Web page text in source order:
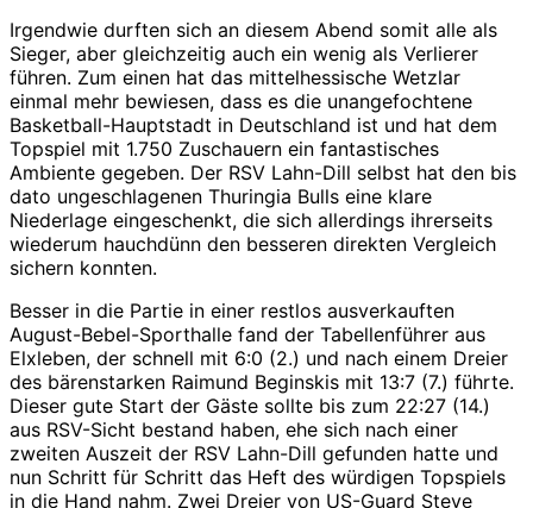
Irgendwie durften sich an diesem Abend somit alle als
Sieger, aber gleichzeitig auch ein wenig als Verlierer
führen. Zum einen hat das mittelhessische Wetzlar
einmal mehr bewiesen, dass es die unangefochtene
Basketball-Hauptstadt in Deutschland ist und hat dem
Topspiel mit 1.750 Zuschauern ein fantastisches
Ambiente gegeben. Der RSV Lahn-Dill selbst hat den bis
dato ungeschlagenen Thuringia Bulls eine klare
Niederlage eingeschenkt, die sich allerdings ihrerseits
wiederum hauchdünn den besseren direkten Vergleich
sichern konnten.
Besser in die Partie in einer restlos ausverkauften
August-Bebel-Sporthalle fand der Tabellenführer aus
Elxleben, der schnell mit 6:0 (2.) und nach einem Dreier
des bärenstarken Raimund Beginskis mit 13:7 (7.) führte.
Dieser gute Start der Gäste sollte bis zum 22:27 (14.)
aus RSV-Sicht bestand haben, ehe sich nach einer
zweiten Auszeit der RSV Lahn-Dill gefunden hatte und
nun Schritt für Schritt das Heft des würdigen Topspiels
in die Hand nahm. Zwei Dreier von US-Guard Steve